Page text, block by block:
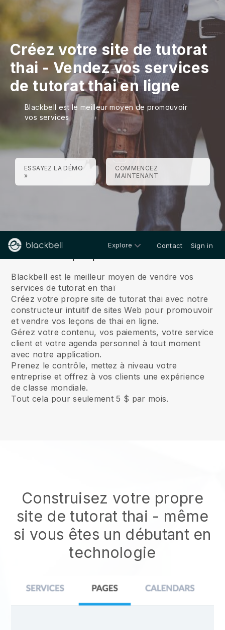
Créez votre site de tutorat
thai - Vendez vos services
de tutorat thai en ligne
Blackbell est le meilleur moyen de promouvoir
vos services
ESSAYEZ LA DÉMO
»
COMMENCEZ
MAINTENANT
Explore Contact Sign in
Blackbell est le meilleur moyen de vendre vos
services de tutorat en thaï
Créez votre propre site de tutorat thai avec notre
constructeur intuitif de sites Web pour promouvoir
et vendre vos leçons de thai en ligne.
Gérez votre contenu, vos paiements, votre service
client et votre agenda personnel à tout moment
avec notre application.
Prenez le contrôle, mettez à niveau votre
entreprise et offrez à vos clients une expérience
de classe mondiale.
Tout cela pour seulement 5 $ par mois.
Construisez votre propre
site de tutorat thai - même
si vous êtes un débutant en
technologie